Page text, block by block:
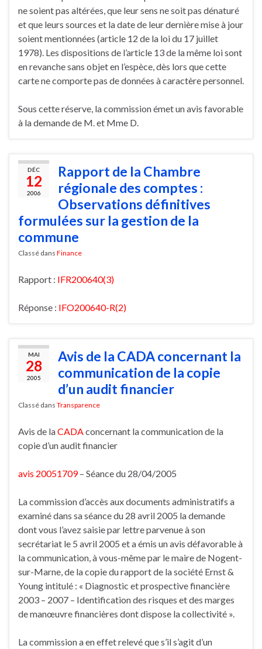
ne soient pas altérées, que leur sens ne soit pas dénaturé
et que leurs sources et la date de leur dernière mise à jour
soient mentionnées (article 12 de la loi du 17 juillet
1978). Les dispositions de l’article 13 de la même loi sont
en revanche sans objet en l’espèce, dès lors que cette
carte ne comporte pas de données à caractère personnel.
Sous cette réserve, la commission émet un avis favorable
à la demande de M. et Mme D.
DÉC
12
2006
Rapport de la Chambre
régionale des comptes :
Observations définitives
formulées sur la gestion de la
commune
Classé dans Finance
Rapport : IFR200640(3)
Réponse : IFO200640-R(2)
MAI
28
2005
Avis de la CADA concernant la
communication de la copie
d’un audit financier
Classé dans Transparence
Avis de laCADAconcernant la communication de la
copie d’un audit financier
avis 20051709– Séance du 28/04/2005
La commission d’accès aux documents administratifs a
examiné dans sa séance du 28 avril 2005 la demande
dont vous l’avez saisie par lettre parvenue à son
secrétariat le 5 avril 2005 et a émis un avis défavorable à
la communication, à vous-même par le maire de Nogent-
sur-Marne, de la copie du rapport de la société Ernst &
Young intitulé : « Diagnostic et prospective financière
2003 – 2007 – Identification des risques et des marges
de manœuvre financières dont dispose la collectivité ».
La commission a en effet relevé que s’il s’agit d’un